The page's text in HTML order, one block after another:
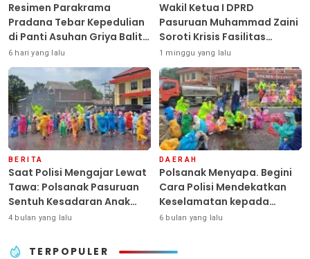
Resimen Parakrama
Pradana Tebar Kepedulian
di Panti Asuhan Griya Balita
SYD, Peluk Hangat Balita
Terlantar “POLRI Hadir
Dengan Hati”
6 hari yang lalu
Wakil Ketua I DPRD
Pasuruan Muhammad Zaini
Soroti Krisis Fasilitas
Sekolah di Tengah Efisiensi
Anggaran
1 minggu yang lalu
BERITA
Saat Polisi Mengajar Lewat
Tawa: Polsanak Pasuruan
Sentuh Kesadaran Anak
Sejak Dini
4 bulan yang lalu
DAERAH
Polsanak Menyapa. Begini
Cara Polisi Mendekatkan
Keselamatan kepada
Generasi Sejak Usia Dini
6 bulan yang lalu
TERPOPULER